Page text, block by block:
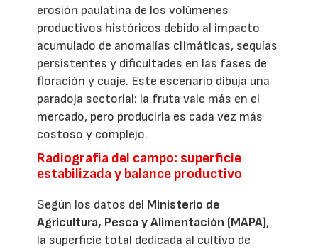
erosión paulatina de los volúmenes
productivos históricos debido al impacto
acumulado de anomalías climáticas, sequías
persistentes y dificultades en las fases de
floración y cuaje. Este escenario dibuja una
paradoja sectorial: la fruta vale más en el
mercado, pero producirla es cada vez más
costoso y complejo.
Radiografía del campo: superficie
estabilizada y balance productivo
Según los datos del Ministerio de
Agricultura, Pesca y Alimentación (MAPA),
la superficie total dedicada al cultivo de